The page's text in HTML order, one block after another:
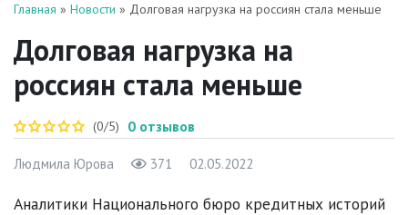
Главная » Новости » Долговая нагрузка на россиян стала меньше
Долговая нагрузка на
россиян стала меньше
(0/5) 0 отзывов
Людмила Юрова 371 02.05.2022
Аналитики Национального бюро кредитных историй